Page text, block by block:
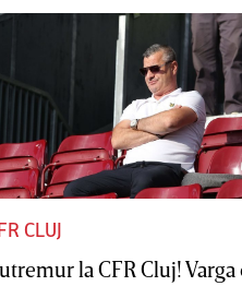
CLUJ
la CFR Cluj! Varga